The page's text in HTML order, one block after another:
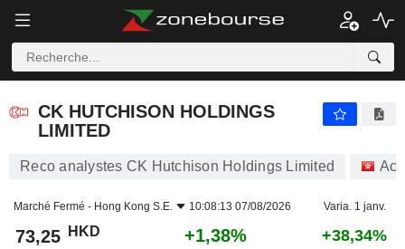
CK HUTCHISON HOLDINGS
LIMITED
Reco analystes CK Hutchison Holdings Limited
Marché Fermé - Hong Kong S.E. 10:08:13 07/08/2026 Varia. 1 janv.
73,25 HKD +1,38% +38,34%